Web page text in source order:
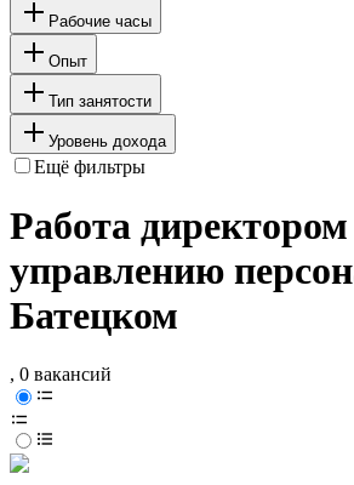
Рабочие часы
Опыт
Тип занятости
Уровень дохода
Ещё фильтры
Работа
управлению
Батецком
, 0 вакансий